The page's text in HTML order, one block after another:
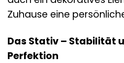
Zuhause eine
Das Stativ – Stabilität
Perfektion